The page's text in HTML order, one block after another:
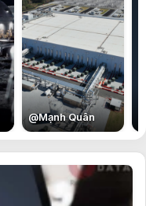
@Mạnh Quân